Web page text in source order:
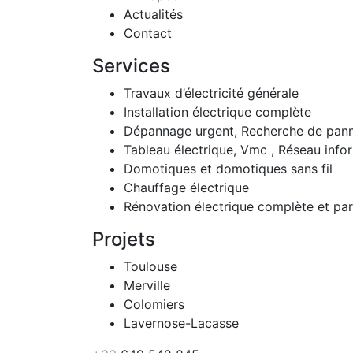
Actualités
Contact
Services
Travaux d’électricité générale
Installation électrique complète
Dépannage urgent, Recherche de
Tableau électrique, Vmc , Réseau
Domotiques et domotiques sans fil
Chauffage électrique
Rénovation électrique complète et
Projets
Toulouse
Merville
Colomiers
Lavernose-Lacasse